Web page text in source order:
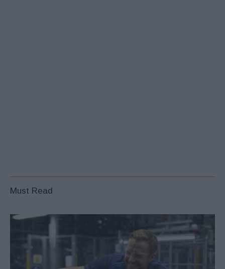
Must Read